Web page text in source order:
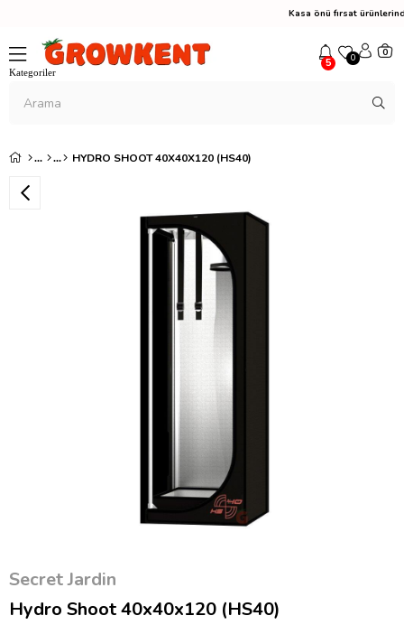
Kasa önü fırsat
5 0 0
HYDRO SHOOT 40X40X120 (HS40)
Secret Jardin
Hydro Shoot 40x40x120 (HS40)